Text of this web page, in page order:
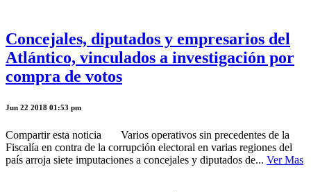
Concejales, diputados y empresarios del
Atlántico, vinculados a investigación por
compra de votos
Jun 22 2018 01:53 pm
Compartir esta noticia Varios operativos sin precedentes de la
Fiscalía en contra de la corrupción electoral en varias regiones del
país arroja siete imputaciones a concejales y diputados de... Ver Mas